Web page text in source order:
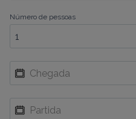
Número de pessoas